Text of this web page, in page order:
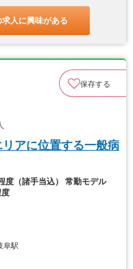
求人に興味がある
保存する
リアに位置する一般病
度（諸手当込） 常勤モデル
度
阜駅